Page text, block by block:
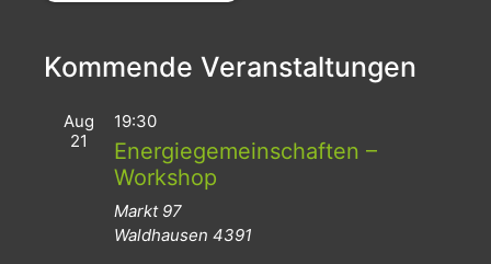
Kommende Veranstaltungen
Aug
21
19:30
Energiegemeinschaften –
Workshop
Markt 97
Waldhausen 4391